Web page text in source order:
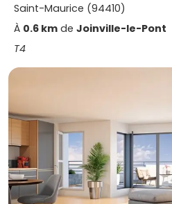
Saint-Maurice (94410)
À 0.6 km de Joinville-le-Pont
T4